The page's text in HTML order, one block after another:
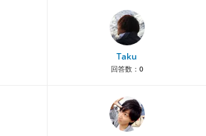
Taku
回答数： 0